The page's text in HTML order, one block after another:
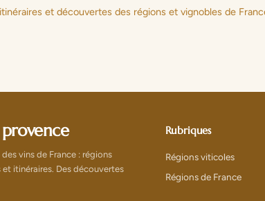
et découvertes des régions et vignobles de
vins de France : régions
itinéraires. Des découvertes
Rubriques
Régions viticoles
Régions de France